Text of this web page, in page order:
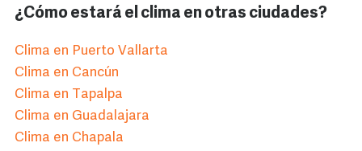
¿Cómo estará el clima en otras ciudades?
Clima en Puerto Vallarta
Clima en Cancún
Clima en Tapalpa
Clima en Guadalajara
Clima en Chapala